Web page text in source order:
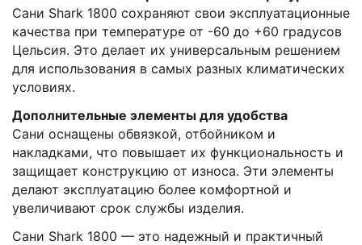
Сани Shark 1800 сохраняют свои эксплуатационные
качества при температуре от -60 до +60 градусов
Цельсия. Это делает их универсальным решением
для использования в самых разных климатических
условиях.
Дополнительные элементы для удобства
Сани оснащены обвязкой, отбойником и
накладками, что повышает их функциональность и
защищает конструкцию от износа. Эти элементы
делают эксплуатацию более комфортной и
увеличивают срок службы изделия.
Сани Shark 1800 — это надежный и практичный